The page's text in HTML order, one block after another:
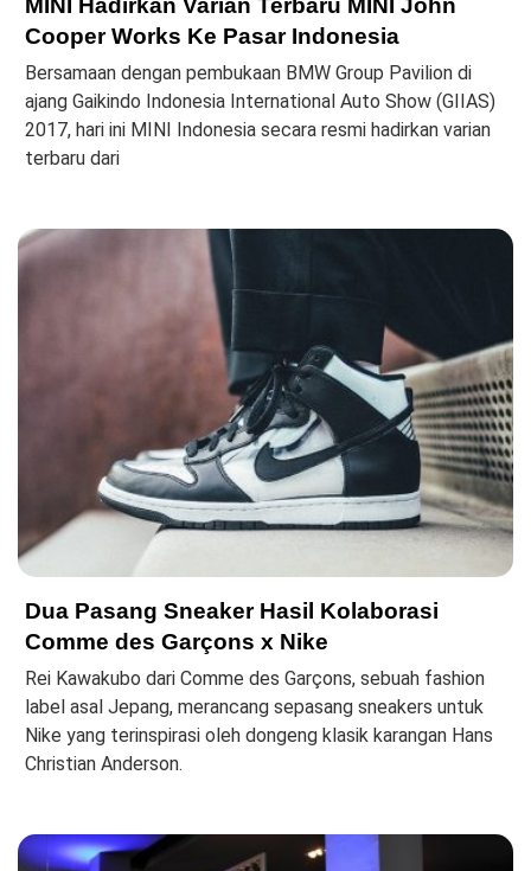
MINI Hadirkan Varian Terbaru MINI John
Cooper Works Ke Pasar Indonesia
Bersamaan dengan pembukaan BMW Group Pavilion di
ajang Gaikindo Indonesia International Auto Show (GIIAS)
2017, hari ini MINI Indonesia secara resmi hadirkan varian
terbaru dari
Dua Pasang Sneaker Hasil Kolaborasi
Comme des Garçons x Nike
Rei Kawakubo dari Comme des Garçons, sebuah fashion
label asal Jepang, merancang sepasang sneakers untuk
Nike yang terinspirasi oleh dongeng klasik karangan Hans
Christian Anderson.